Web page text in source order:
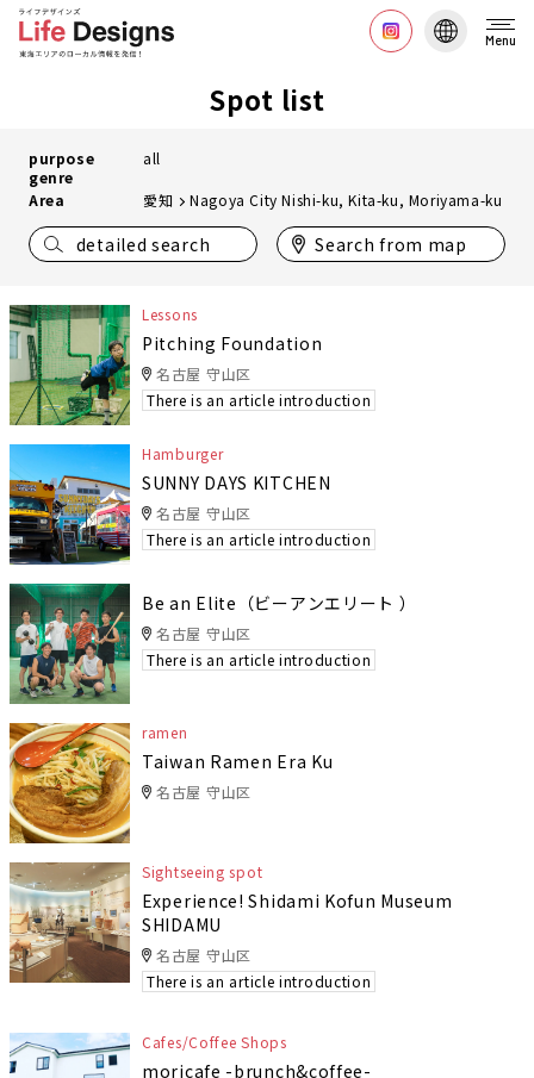
Menu
Spot list
purpose
genre
all
Area 愛知 Nagoya City Nishi-ku, Kita-ku, Moriyama-ku
detailed search Search from map
Lessons
Pitching Foundation
名古屋 守山区
There is an article introduction
Hamburger
SUNNY DAYS KITCHEN
名古屋 守山区
There is an article introduction
Be an Elite（ビーアンエリート ）
名古屋 守山区
There is an article introduction
ramen
Taiwan Ramen Era Ku
名古屋 守山区
Sightseeing spot
Experience! Shidami Kofun Museum
SHIDAMU
名古屋 守山区
There is an article introduction
Cafes/Coffee Shops
moricafe -brunch&coffee-